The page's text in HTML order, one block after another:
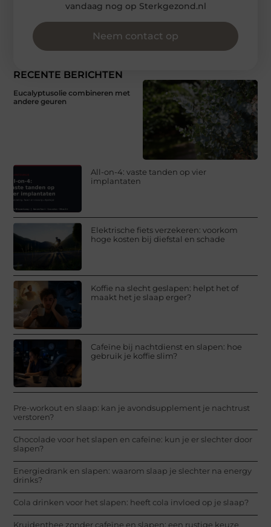
RECENTE BERICHTEN
Eucalyptusolie combineren met
andere geuren
All-on-4: vaste tanden op vier
implantaten
Elektrische fiets verzekeren: voorkom
hoge kosten bij diefstal en schade
Koffie na slecht geslapen: helpt het of
maakt het je slaap erger?
Cafeïne bij nachtdienst en slapen: hoe
gebruik je koffie slim?
Pre-workout en slaap: kan je avondsupplement je nachtrust
verstoren?
Chocolade voor het slapen en cafeïne: kun je er slechter door
slapen?
Energiedrank en slapen: waarom slaap je slechter na energy
drinks?
Cola drinken voor het slapen: heeft cola invloed op je slaap?
Kruidenthee zonder cafeïne en slapen: een rustige keuze
vandaag nog op Sterkgezond.nl
Neem contact op